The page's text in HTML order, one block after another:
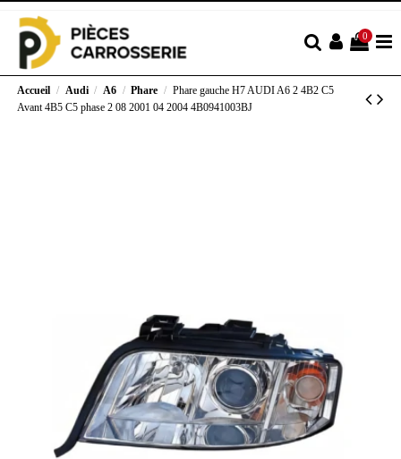
0
Accueil Audi A6 Phare
Phare gauche H7 AUDI A6 2 4B2 C5
Avant 4B5 C5 phase 2 08 2001 04 2004 4B0941003BJ